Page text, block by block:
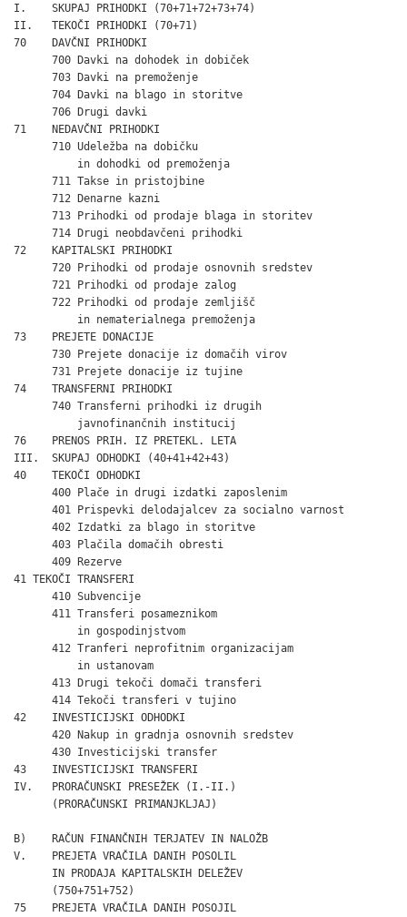
I.    SKUPAJ PRIHODKI (70+71+72+73+74)
II.   TEKOČI PRIHODKI (70+71)
70    DAVČNI PRIHODKI
700 Davki na dohodek in dobiček
703 Davki na premoženje
704 Davki na blago in storitve
706 Drugi davki
71    NEDAVČNI PRIHODKI
      710 Udeležba na dobičku
in dohodki od premoženja
711 Takse in pristojbine
712 Denarne kazni
713 Prihodki od prodaje blaga in storitev
714 Drugi neobdavčeni prihodki
72    KAPITALSKI PRIHODKI
720 Prihodki od prodaje osnovnih sredstev
721 Prihodki od prodaje zalog
      722 Prihodki od prodaje zemljišč
in nematerialnega premoženja
73    PREJETE DONACIJE
730 Prejete donacije iz domačih virov
731 Prejete donacije iz tujine
74    TRANSFERNI PRIHODKI
      740 Transferni prihodki iz drugih
javnofinančnih institucij
76    PRENOS PRIH. IZ PRETEKL. LETA
III.  SKUPAJ ODHODKI (40+41+42+43)
40    TEKOČI ODHODKI
400 Plače in drugi izdatki zaposlenim
401 Prispevki delodajalcev za socialno varnost
402 Izdatki za blago in storitve
403 Plačila domačih obresti
409 Rezerve
41 TEKOČI TRANSFERI
410 Subvencije
      411 Transferi posameznikom
in gospodinjstvom
      412 Tranferi neprofitnim organizacijam
in ustanovam
413 Drugi tekoči domači transferi
414 Tekoči transferi v tujino
42    INVESTICIJSKI ODHODKI
420 Nakup in gradnja osnovnih sredstev
430 Investicijski transfer
43    INVESTICIJSKI TRANSFERI
IV.   PRORAČUNSKI PRESEŽEK (I.-II.)
(PRORAČUNSKI PRIMANJKLJAJ)
B)    RAČUN FINANČNIH TERJATEV IN NALOŽB
V.    PREJETA VRAČILA DANIH POSOLIL
      IN PRODAJA KAPITALSKIH DELEŽEV
(750+751+752)
75    PREJETA VRAČILA DANIH POSOJIL